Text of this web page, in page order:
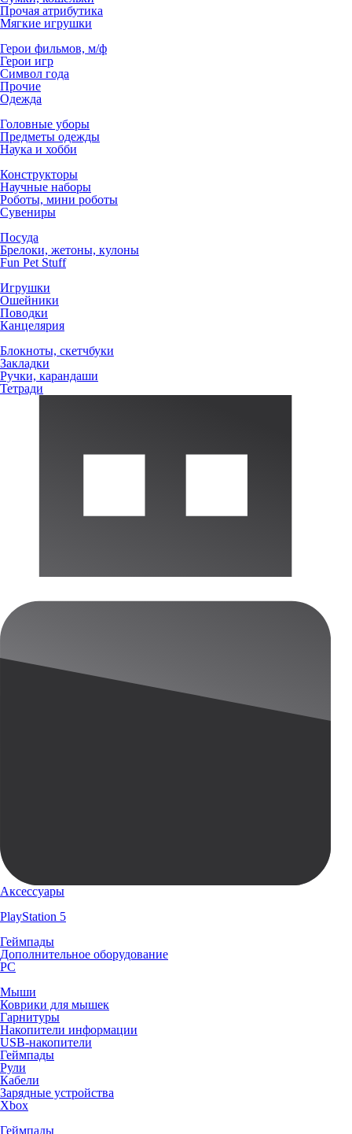
Прочая атрибутика
Мягкие игрушки
Герои фильмов, м/ф
Герои игр
Символ года
Прочие
Одежда
Головные уборы
Предметы одежды
Наука и хобби
Конструкторы
Научные наборы
Роботы, мини роботы
Сувениры
Посуда
Брелоки, жетоны, кулоны
Fun Pet Stuff
Игрушки
Ошейники
Поводки
Канцелярия
Блокноты, скетчбуки
Закладки
Ручки, карандаши
Тетради
Аксессуары
PlayStation 5
Геймпады
Дополнительное оборудование
PC
Мыши
Коврики для мышек
Гарнитуры
Накопители информации
USB-накопители
Геймпады
Рули
Кабели
Зарядные устройства
Xbox
Геймпады